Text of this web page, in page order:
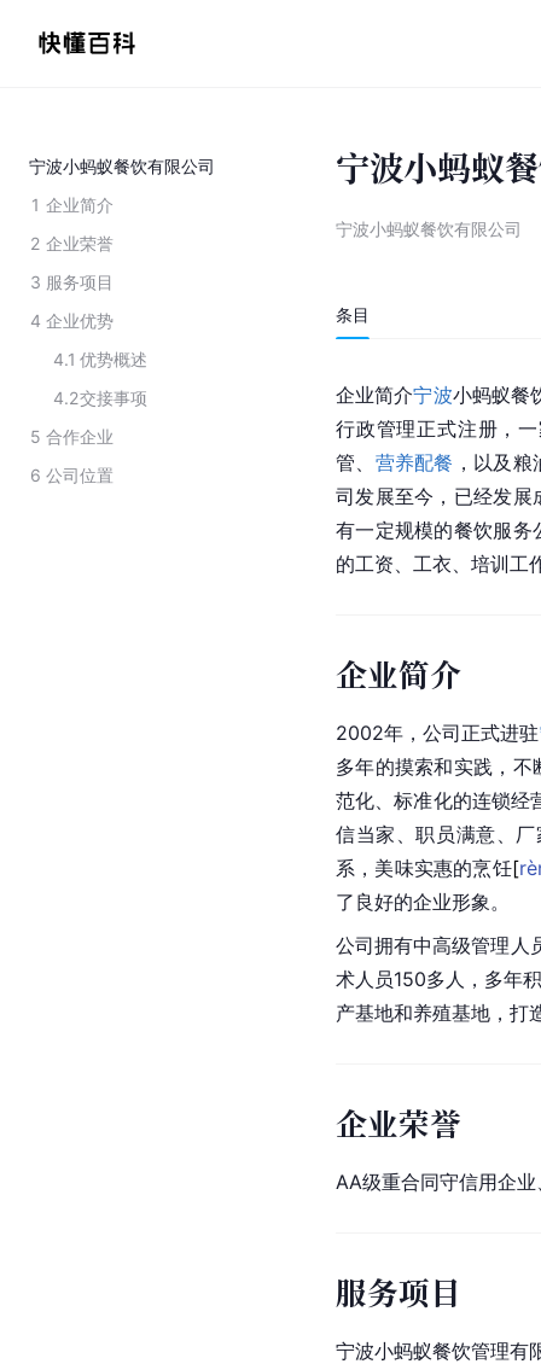
宁波小蚂蚁餐饮有限公司
1 企业简介
2 企业荣誉
3 服务项目
4 企业优势
4.1 优势概述
4.2交接事项
5 合作企业
6 公司位置
宁波小蚂蚁
宁波小蚂蚁餐饮有限公司
条目
企业简介宁波小蚂蚁餐
行政管理正式注册，
管、 营养配餐 ，以及
司发展至今，已经发展
有一定规模的餐饮服务
的工资、工衣、培训工
企业简介
2002年，公司正式进驻
多年的摸索和实践，
范化、标准化的连锁经
信当家、职员满意、
系，美味实惠的烹饪[
了良好的企业形象。
公司拥有中高级管理人
术人员150多人，多年
产基地和养殖基地，打
企业荣誉
AA级重合同守信用企业
服务项目
宁波小蚂蚁餐饮管理有